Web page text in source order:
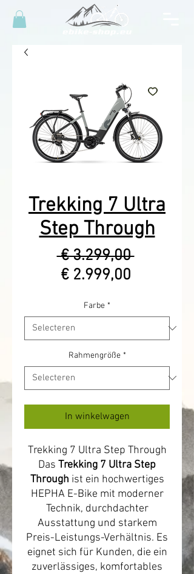
Trekking 7 Ultra
Step Through
€ 3.299,00 Normale
€ 2.999,00
Farbe *
Rahmengröße *
In winkelwagen
Trekking 7 Ultra Step Through
Das Trekking 7 Ultra Step
Through ist ein hochwertiges
HEPHA E-Bike mit moderner
Technik, durchdachter
Ausstattung und starkem
Preis-Leistungs-Verhältnis. Es
eignet sich für Kunden, die ein
zuverlässiges, komfortables